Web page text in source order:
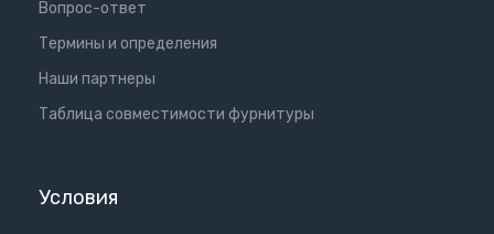
Вопрос-ответ
Термины и определения
Наши партнеры
Таблица совместимости фурнитуры
Условия